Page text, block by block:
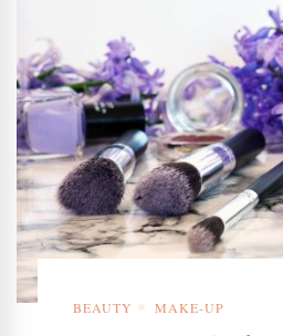
BEAUTY MAKE-UP